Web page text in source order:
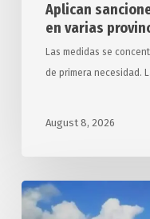
Aplican
en varias
Las medidas se
de primera necesidad.
August 8, 2026
Arriba